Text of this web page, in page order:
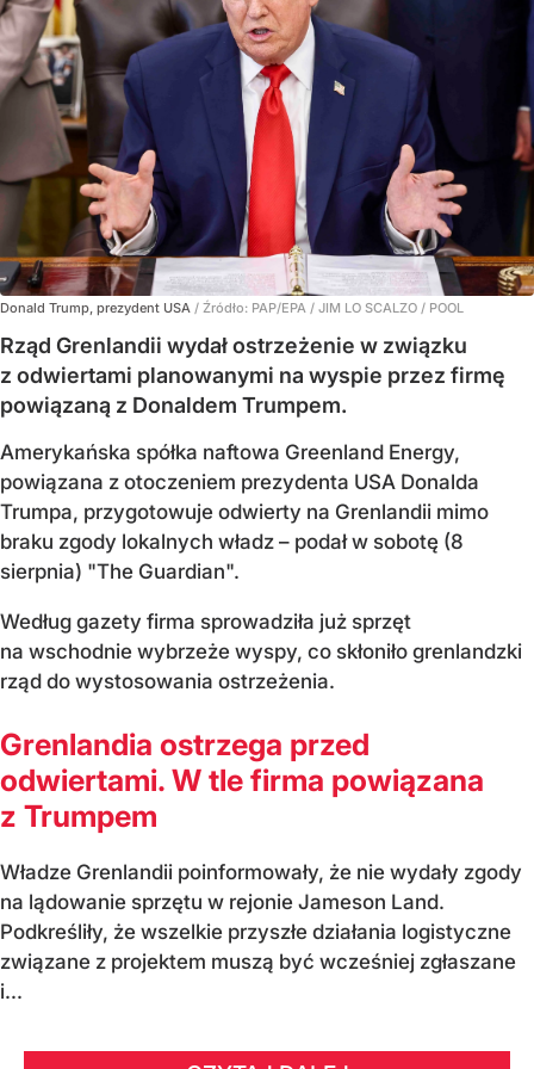
Donald Trump, prezydent USA / Źródło: PAP/EPA / JIM LO SCALZO / POOL
Rząd Grenlandii wydał ostrzeżenie w związku
z odwiertami planowanymi na wyspie przez firmę
powiązaną z Donaldem Trumpem.
Amerykańska spółka naftowa Greenland Energy,
powiązana z otoczeniem prezydenta USA Donalda
Trumpa, przygotowuje odwierty na Grenlandii mimo
braku zgody lokalnych władz – podał w sobotę (8
sierpnia) "The Guardian".
Według gazety firma sprowadziła już sprzęt
na wschodnie wybrzeże wyspy, co skłoniło grenlandzki
rząd do wystosowania ostrzeżenia.
Grenlandia ostrzega przed
odwiertami. W tle firma powiązana
z Trumpem
Władze Grenlandii poinformowały, że nie wydały zgody
na lądowanie sprzętu w rejonie Jameson Land.
Podkreśliły, że wszelkie przyszłe działania logistyczne
związane z projektem muszą być wcześniej zgłaszane
i...